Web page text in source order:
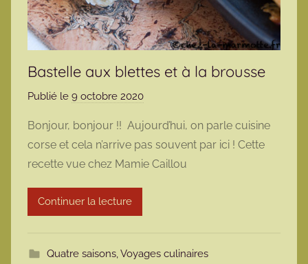
Bastelle aux blettes et à la brousse
Publié le 9 octobre 2020
r
m
a
t
Bonjour, bonjour !! Aujourd’hui, on parle cuisine
corse et cela n’arrive pas souvent par ici ! Cette
recette vue chez Mamie Caillou
Continuer la lecture
Quatre saisons,Voyages culinaires